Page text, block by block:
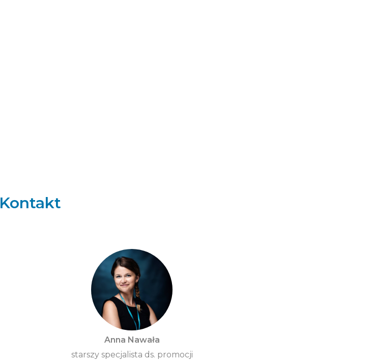
Kontakt
Anna Nawała
starszy specjalista ds. promocji